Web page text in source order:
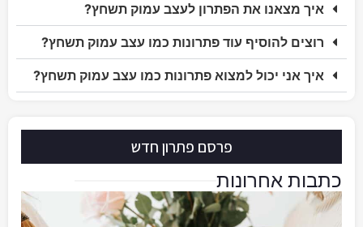
איך מצאנו את הפתרון לעצב עמוק תשחץ?
רוצים להוסיף עוד פתרונות כמו עצב עמוק תשחץ?
איך אני יכול למצוא פתרונות כמו עצב עמוק תשחץ?
פרסם פתרון חדש
כתבות אחרונות